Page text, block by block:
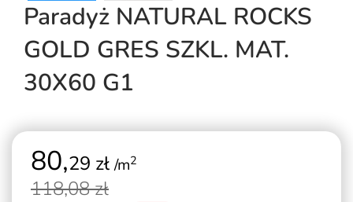
Paradyż NATURAL ROCKS
GOLD GRES SZKL. MAT.
30X60 G1
80,29 zł/m2
118,08 zł